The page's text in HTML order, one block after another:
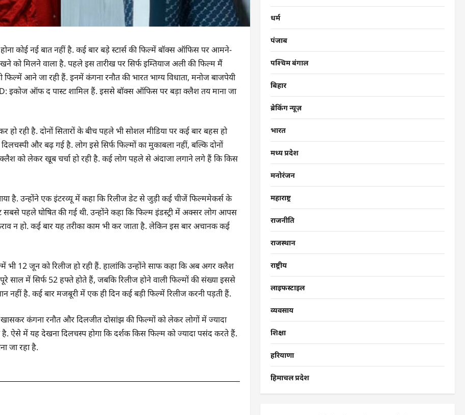
कोई नई बात नहीं है. कई बार बड़े स्टार्स की फिल्में बॉक्स ऑफिस पर आमने-
मिलने वाला है. पहले इस तारीख पर सिर्फ इम्तियाज अली की फिल्म मैं
आने जा रही हैं. इनमें कंगना रनौत की भारत भाग्य विधाता, मनोज बाजपेयी
इकोज ऑफ द पास्ट शामिल हैं. इससे बॉक्स ऑफिस पर बड़ा क्लैश तय माना जा
रही है. दोनों सितारों के बीच पहले भी सोशल मीडिया पर कई बार बहस हो
और बढ़ गई है. लोग इसे सिर्फ फिल्मों का मुकाबला नहीं, बल्कि दोनों
को लेकर खूब चर्चा हो रही है. कई लोग पहले से अंदाजा लगाने लगे हैं कि किस
है. उन्होंने एक इंटरव्यू में कहा कि रिलीज डेट से जुड़ी कई चीजें फिल्ममेकर्स के
सबसे पहले घोषित की गई थी. उन्होंने कहा कि फिल्म इंडस्ट्री में अक्सर लोग आपस
न हो. कई बार यह तरीका काम भी कर जाता है. लेकिन इस बार अचानक कई
भी 12 जून को रिलीज हो रही हैं. हालांकि उन्होंने साफ कहा कि अब अगर क्लैश
साल में सिर्फ 52 हफ्ते होते हैं, जबकि रिलीज होने वाली फिल्मों की संख्या इससे
नहीं है. कई बार मजबूरी में एक ही दिन कई बड़ी फिल्में रिलीज करनी पड़ती हैं.
कंगना रनौत और दिलजीत दोसांझ की फिल्मों को लेकर लोगों में ज्यादा
ऐसे में यह देखना दिलचस्प होगा कि दर्शक किस फिल्म को ज्यादा पसंद करते हैं.
जा रहा है.
धर्म
पंजाब
पश्चिम बंगाल
बिहार
ब्रेकिंग न्यूज़
भारत
मध्य प्रदेश
मनोरंजन
महाराष्ट्र
राजनीति
राजस्थान
राष्ट्रीय
लाइफस्टाइल
व्यवसाय
शिक्षा
हरियाणा
हिमाचल प्रदेश